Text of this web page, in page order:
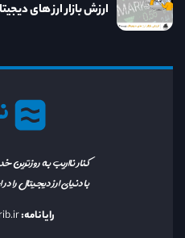
کنار نااریب به
با دنیای ارز دیجیتال را
رایانامه:info@naorib.ir
ارزش بازار ارز های